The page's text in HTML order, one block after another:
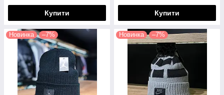
Купити Купити
Новинка –7% Новинка –7%